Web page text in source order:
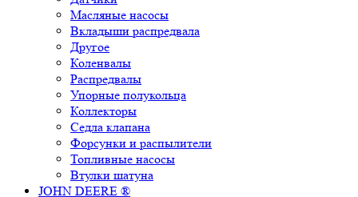
Масляные насосы
Вкладыши распредвала
Другое
Коленвалы
Распредвалы
Упорные полукольца
Коллекторы
Седла клапана
Форсунки и распылители
Топливные насосы
Втулки шатуна
JOHN DEERE ®